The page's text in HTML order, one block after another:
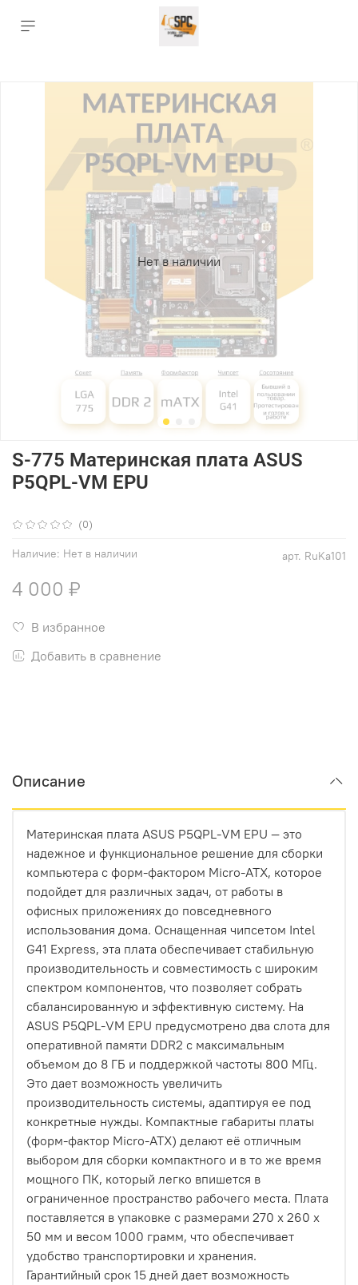
Нет в наличии
(0)
арт. RuKa101
Наличие: Нет в наличии
S-775 Материнская плата ASUS
P5QPL-VM EPU
4 000 ₽
В избранное
Добавить в сравнение
Описание
Материнская плата ASUS P5QPL-VM EPU — это
надежное и функциональное решение для сборки
компьютера с форм-фактором Micro-ATX, которое
подойдет для различных задач, от работы в
офисных приложениях до повседневного
использования дома. Оснащенная чипсетом Intel
G41 Express, эта плата обеспечивает стабильную
производительность и совместимость с широким
спектром компонентов, что позволяет собрать
сбалансированную и эффективную систему. На
ASUS P5QPL-VM EPU предусмотрено два слота для
оперативной памяти DDR2 с максимальным
объемом до 8 ГБ и поддержкой частоты 800 МГц.
Это дает возможность увеличить
производительность системы, адаптируя ее под
конкретные нужды. Компактные габариты платы
(форм-фактор Micro-ATX) делают её отличным
выбором для сборки компактного и в то же время
мощного ПК, который легко впишется в
ограниченное пространство рабочего места. Плата
поставляется в упаковке с размерами 270 х 260 х
50 мм и весом 1000 грамм, что обеспечивает
удобство транспортировки и хранения.
Гарантийный срок 15 дней дает возможность